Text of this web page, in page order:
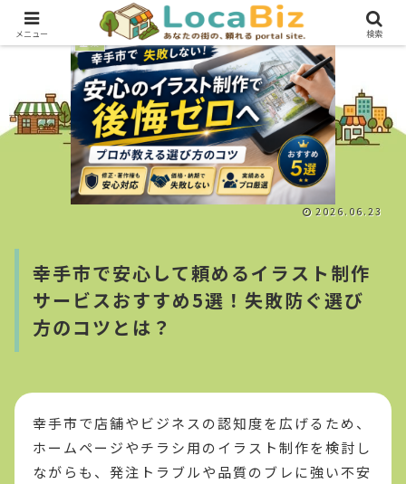
幸手市で安心して頼めるイラスト制作
サービスおすすめ5選！失敗防ぐ選び
方のコツとは？
企業
2026.06.23
幸手市で店舗やビジネスの認知度を広げるため、
ホームページやチラシ用のイラスト制作を検討し
ながらも、発注トラブルや品質のブレに強い不安
メニュー 検索